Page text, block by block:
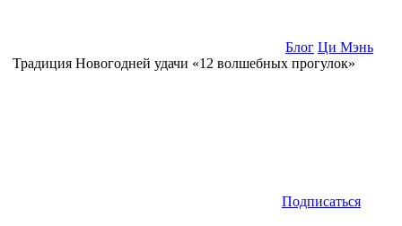
Блог Ци Мэнь
Традиция Новогодней удачи «12 волшебных прогулок»
Подписаться